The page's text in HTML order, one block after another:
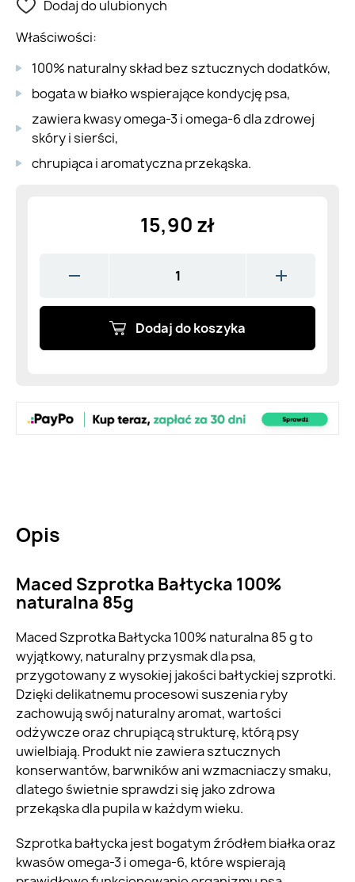
Dodaj do ulubionych
Właściwości:
100% naturalny skład bez sztucznych dodatków,
bogata w białko wspierające kondycję psa,
zawiera kwasy omega-3 i omega-6 dla zdrowej
skóry i sierści,
chrupiąca i aromatyczna przekąska.
15,90 zł
Dodaj do koszyka
Opis
Maced Szprotka Bałtycka 100%
naturalna 85g
Maced Szprotka Bałtycka 100% naturalna 85 g to
wyjątkowy, naturalny przysmak dla psa,
przygotowany z wysokiej jakości bałtyckiej szprotki.
Dzięki delikatnemu procesowi suszenia ryby
zachowują swój naturalny aromat, wartości
odżywcze oraz chrupiącą strukturę, którą psy
uwielbiają. Produkt nie zawiera sztucznych
konserwantów, barwników ani wzmacniaczy smaku,
dlatego świetnie sprawdzi się jako zdrowa
przekąska dla pupila w każdym wieku.
Szprotka bałtycka jest bogatym źródłem białka oraz
kwasów omega-3 i omega-6, które wspierają